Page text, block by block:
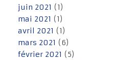
juin 2021 (1)
mai 2021 (1)
avril 2021 (1)
mars 2021 (6)
février 2021 (5)